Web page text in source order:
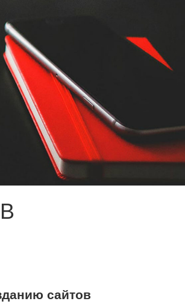
сайтов